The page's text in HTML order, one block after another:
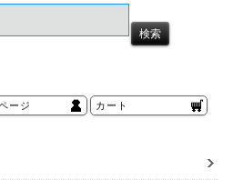
ージ カート